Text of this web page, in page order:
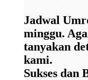
Jadwal
minggu.
tanyakan
kami.
Sukses dan